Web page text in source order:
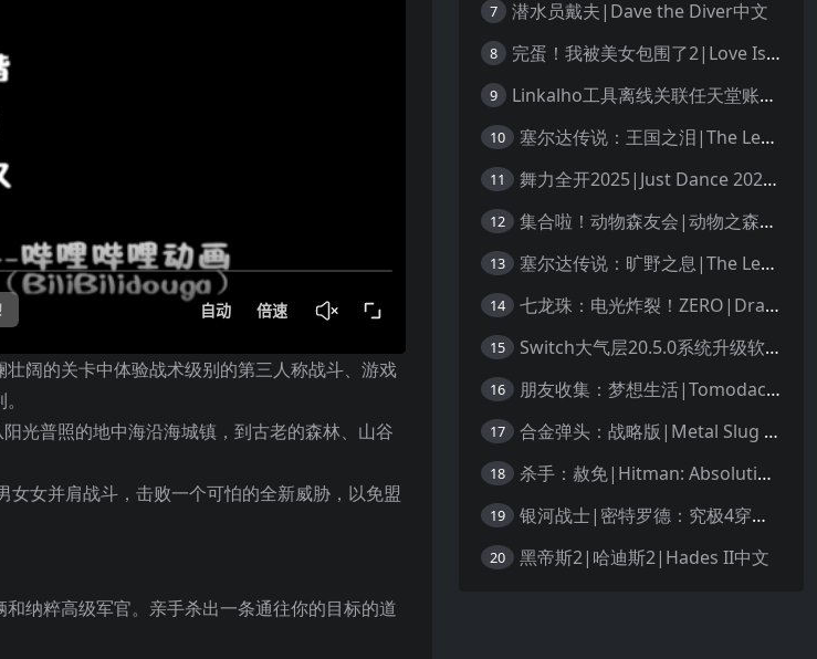
阔的关卡中体验战术级别的第三人称战斗、游戏
光普照的地中海沿海城镇，到古老的森林、山谷
女并肩战斗，击败一个可怕的全新威胁，以免盟
和纳粹高级军官。亲手杀出一条通往你的目标的道
7 潜水员戴夫|Dave the Diver中文
8 完蛋！我被美女包围了2|Love Is All Around 2中文
9 Linkalho工具离线关联任天堂账户教程
10 塞尔达传说：王国之泪|The Legend of Zelda: Tears of the Kingdom中文
11 舞力全开2025|Just Dance 2025中文
12 集合啦！动物森友会|动物之森|Animal Crossing: New Horizons中文
13 塞尔达传说：旷野之息|The Legend of Zelda: Breath of the Wild中文
14 七龙珠：电光炸裂！ZERO|Dragon Ball: Sparking! Zero中文
15 Switch大气层20.5.0系统升级软硬破通用教程
16 朋友收集：梦想生活|Tomodachi Life: Living the Dream中文
17 合金弹头：战略版|Metal Slug Tactics中文
18 杀手：赦免|Hitman: Absolution汉化
19 银河战士|密特罗德：究极4穿越未知|Metroid Prime 4: Beyond中文
20 黑帝斯2|哈迪斯2|Hades II中文